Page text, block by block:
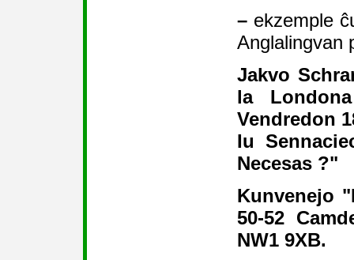
– ekzemple
Anglalingvan
Jakvo
la
Vendredon
Iu
Necesas ?"
Kunvenejo
50-52
NW1 9XB.